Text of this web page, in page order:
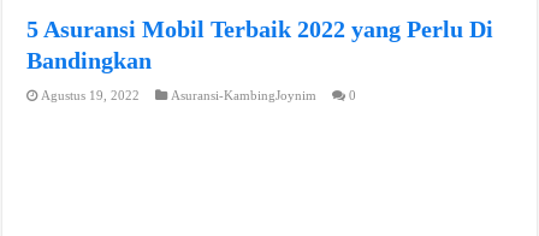
5 Asuransi Mobil Terbaik 2022 yang Perlu Di
Bandingkan
Agustus 19, 2022 Asuransi-KambingJoynim 0